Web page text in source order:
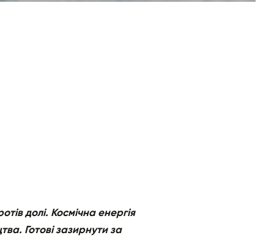
долі. Космічна енергія
Готові зазирнути за